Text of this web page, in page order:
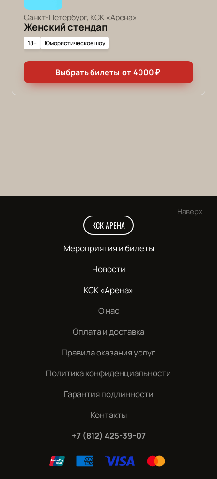
Санкт-Петербург, КСК «Арена»
Женский стендап
18+ Юмористическое шоу
Выбрать билеты от 4000₽
Наверх
КСК АРЕНА
Мероприятия и билеты
Новости
КСК «Арена»
О нас
Оплата и доставка
Правила оказания услуг
Политика конфиденциальности
Гарантия подлинности
Контакты
+7 (812) 425-39-07